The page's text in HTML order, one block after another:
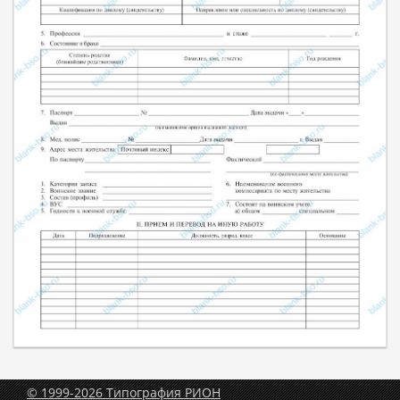
© 1999-2026 Типография РИОН